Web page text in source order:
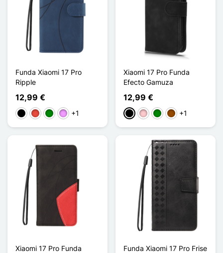
Funda Xiaomi 17 Pro
Ripple
12,99 €
NegroRojoVerdeMorado claro
+1
Xiaomi 17 Pro Funda
Efecto Gamuza
12,99 €
NegroRosaVerdeMarrón
+1
Xiaomi 17 Pro Funda
Funda Xiaomi 17 Pro Frise